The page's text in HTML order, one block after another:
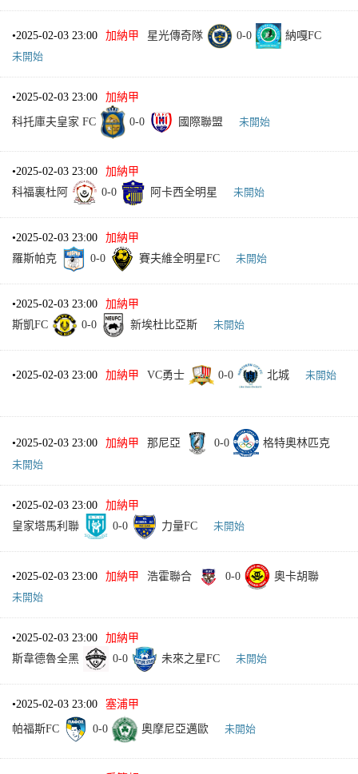
•2025-02-03 23:00 加納甲 星光傳奇隊 0-0
納嘎FC
未開始
•2025-02-03 23:00 加納甲
科托庫夫皇家 FC 0-0 國際聯盟 未開始
•2025-02-03 23:00
加納甲
科福裏杜阿
0-0 阿卡西全明星 未開始
•2025-02-03 23:00
加納甲
羅斯帕克
0-0 賽夫維全明星FC 未開始
•2025-02-03 23:00
加納甲
斯凱FC
0-0 新埃杜比亞斯 未開始
•2025-02-03 23:00 加納甲 VC勇士 0-0 北城 未開始
•2025-02-03 23:00 加納甲 那尼亞 0-0
格特奧林匹克
未開始
•2025-02-03 23:00
加納甲
皇家塔馬利聯
0-0 力量FC 未開始
•2025-02-03 23:00 加納甲 浩霍聯合 0-0
奧卡胡聯
未開始
•2025-02-03 23:00
加納甲
斯韋德魯全黑
0-0 未來之星FC 未開始
•2025-02-03 23:00 塞浦甲
帕福斯FC 0-0 奧摩尼亞邁歐 未開始